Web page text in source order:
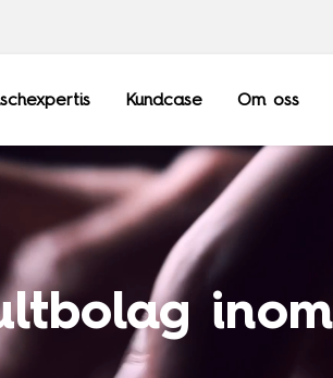
Kundcase Om oss
Sopra Steria
Sopra Banking
Sopra HR
inom